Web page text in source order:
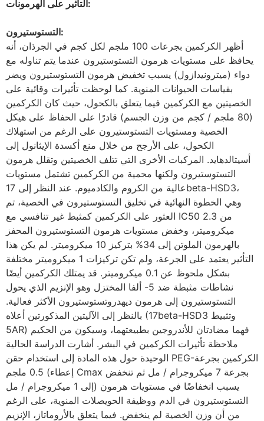
التأثير على الهرمونات:
التستوستيرون:
أظهر الكركمين بجرعات 100 ملجم لكل كجم في الجرذان، أنه
يحافظ على مستويات هرمون التستوستيرون عندما يتم تناوله مع
دواء (ميترونيدازول) يسبب تخفيض هرمون التستوستيرون ويضر
بقياسات الحيوانات المنوية. كما لوحظت تأثيرات وقائية على
الخصيتين مع الكركمين فيما يتعلق بالكحول، حيث كان الكركمين
(80 ملجم / كجم من وزن الجسم) قادرًا على الحفاظ على هيكل
الخصية ومستويات التستوستيرون على الرغم من استهلاك
الكحول، على الأرجح من خلال منع أكسدة الإيثانول إلى
أسيتالدهايد. المركبات الأخرى التي تتلف الخصيتين وتقلل هرمون
التستوستيرون ولكنها محمية من الكركمين تشتمل مستويات
عالية من الكروم والكادميوم. عند النظر إلى 17beta-HSD3،
وهي الخطوة النهائية في تخليق التستوستيرون في الخصية، تم
العثور على الكركمين كمثبط غير تنافسي مع IC50 من 2.3
ميكروميتر، وخفض مستويات هرمون التستوستيرون المحفز
بالهرمون الملوتن إلى 34% بتركيز 10 ميكروميتر. لم يكن هذا
التأثير يعتمد على الجرعة، ولم تكن تركيزات 1 ميكروميتر مختلفة
بشكل ملحوظ عن 0.1 ميكروميتر. قد يمتلك الكركمين أيضًا
نشاطات مثبطة ضد 5- ألفا المختزل وهو الإنزيم الذي يحول
التستوستيرون إلى هرمون ديهدروتستوستيرون الأكثر فعالية.
بالنظر إلى الآليتين المذكورتين أعلاه (17beta-HSD3 وتثبيط
5AR) فهما مضادتان للأندروجين بطبيعتهما، وسيكون من الحكيم
ملاحظة تأثيرات الكركمين في البشر. أشارت الدراسة الحالية
الوحيدة حول هذه المادة إلى استخدام حقن PEG-الكركمين بجرعة
0.5 ملجم (إعطاء Cmax بجرعة 7 ميكروجرام / مل ثم تنخفض
إلى 1 ميكروجرام / مل) يسبب انخفاضًا في مستويات هرمون
التستوستيرون في الدم ووظيفة الحويصلات المنوية، على الرغم
من أن وزن الخصية لم ينخفض. فيما يتعلق بالأروماتاز​​، الإنزيم